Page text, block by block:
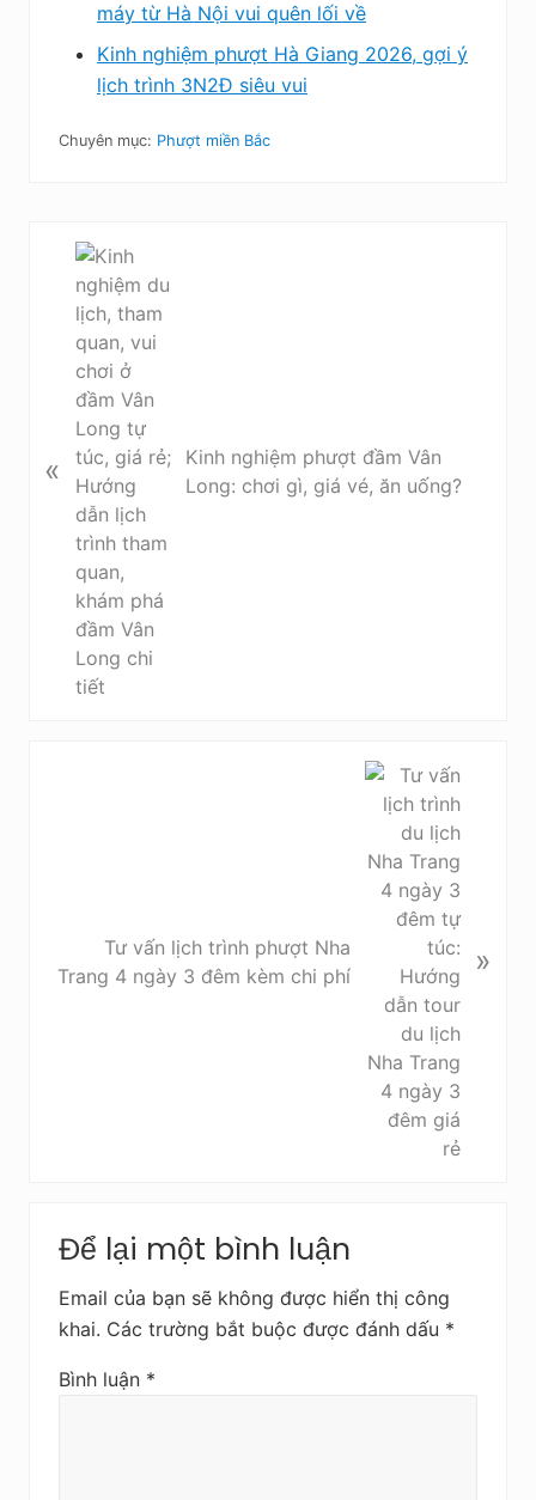
máy từ Hà Nội vui quên lối về
Kinh nghiệm phượt Hà Giang 2026, gợi ý
lịch trình 3N2Đ siêu vui
Chuyên mục: Phượt miền Bắc
r
«
Kinh nghiệm phượt đầm Vân
Long: chơi gì, giá vé, ăn uống?
Tư vấn lịch trình phượt Nha
Trang 4 ngày 3 đêm kèm chi phí
»
Reader
Interactions
Để lại một bình luận
Email của bạn sẽ không được hiển thị công
khai. Các trường bắt buộc được đánh dấu *
Bình luận *